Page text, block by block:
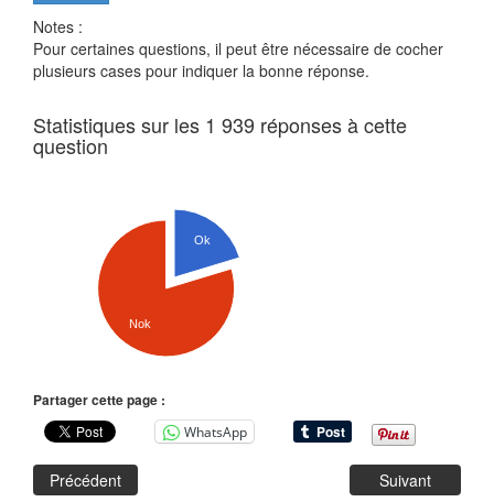
Notes :
Pour certaines questions, il peut être nécessaire de cocher
plusieurs cases pour indiquer la bonne réponse.
Statistiques sur les 1 939 réponses à cette
question
Ok
Nok
Partager cette page :
WhatsApp
Précédent Suivant